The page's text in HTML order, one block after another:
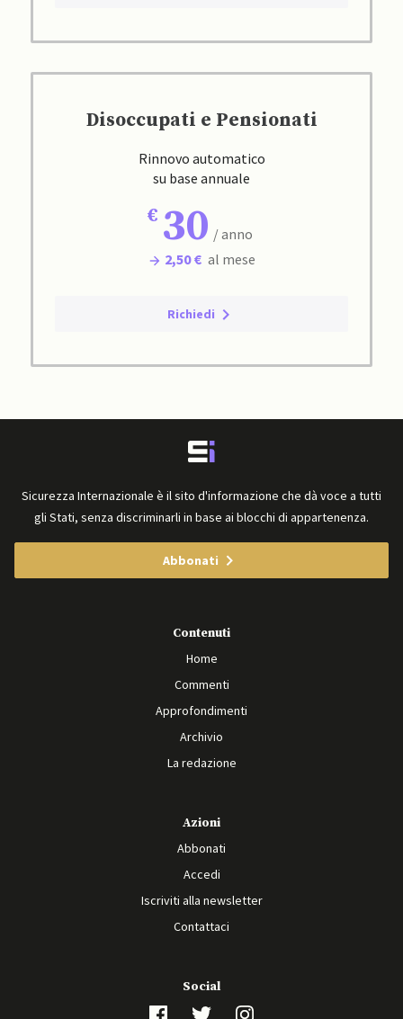
Disoccupati e Pensionati
Rinnovo automatico
su base annuale
30 / anno
2,50 € al mese
Richiedi
Sicurezza Internazionale è il sito d'informazione che dà voce a tutti
gli Stati, senza discriminarli in base ai blocchi di appartenenza.
Abbonati
Contenuti
Home
Commenti
Approfondimenti
Archivio
La redazione
Azioni
Abbonati
Accedi
Iscriviti alla newsletter
Contattaci
Social